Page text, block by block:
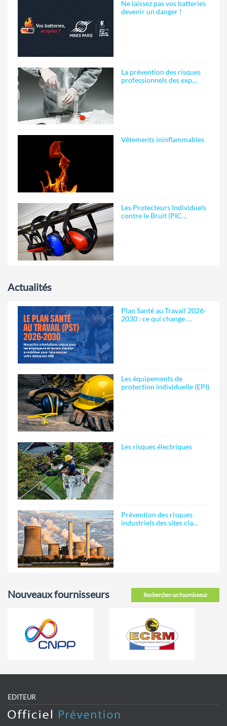
Ne laissez pas vos batteries
devenir un danger !
La prévention des risques
professionnels des exp…
Vêtements ininflammables
Les Protecteurs Individuels
contre le Bruit (PIC…
Actualités
Plan Santé au Travail 2026-
2030 : ce qui change …
Les équipements de
protection individuelle (EPI)
Les risques électriques
Prévention des risques
industriels des sites cla…
Rechercher un fournisseur
Nouveaux fournisseurs
EDITEUR